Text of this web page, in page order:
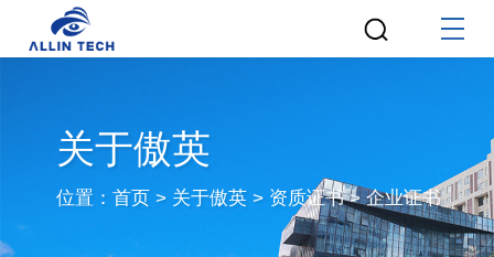
关于傲英
位置：首页 > 关于傲英 > 资质证书>企业证书